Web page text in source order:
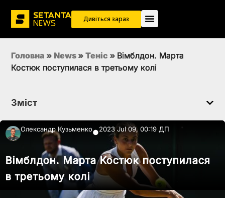
Дивіться зараз
Головна » News » Теніс » Вімблдон. Марта
Костюк поступилася в третьому колі
Зміст
Олександр Кузьменко●2023 Jul 09, 00:19 ДП
Вімблдон. Марта Костюк поступилася
в третьому колі